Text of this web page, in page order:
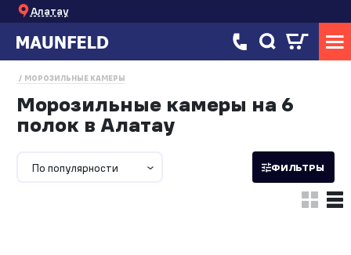
Алатау
МОРОЗИЛЬНЫЕ КАМЕРЫ
Морозильные камеры на 6
полок в Алатау
По популярности ФИЛЬТРЫ